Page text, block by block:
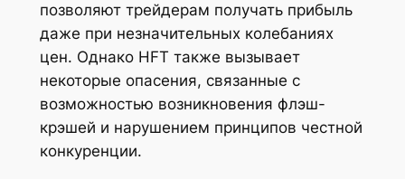
позволяют трейдерам получать прибыль
даже при незначительных колебаниях
цен. Однако HFT также вызывает
некоторые опасения, связанные с
возможностью возникновения флэш-
крэшей и нарушением принципов честной
конкуренции.